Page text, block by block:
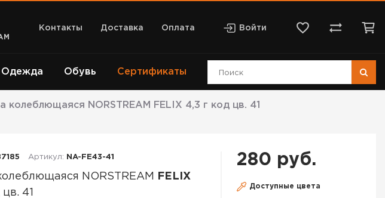
Контакты Доставка Оплата Войти
Одежда Обувь Сертификаты
колеблющаяся NORSTREAM FELIX 4,3 г код цв. 41
Артикул: NA-FE43-41
NORSTREAM
FELIX
41
280 руб.
Доступные цвета